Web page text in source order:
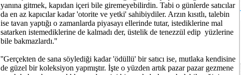
yanına gitmek, kapıdan içeri bile giremeyebilirdin. Tabi o günlerde satıcılar
da en az kapıcılar kadar 'otorite ve yetki' sahibiydiler. Arzın kısıtlı, talebin
ise tavan yaptığı o zamanlarda piyasayı ellerinde tutar, istediklerine mal
satarken istemediklerine de kalmadı der, üstelik de tenezzül edip yüzlerine
bile bakmazlardı.''
''Gerçekten de sana söylediği kadar 'ödüllü' bir satıcı ise, mutlaka kendisine
de güzel bir koleksiyon yapmıştır. İşte o yüzden artık pazar pazar gezmene